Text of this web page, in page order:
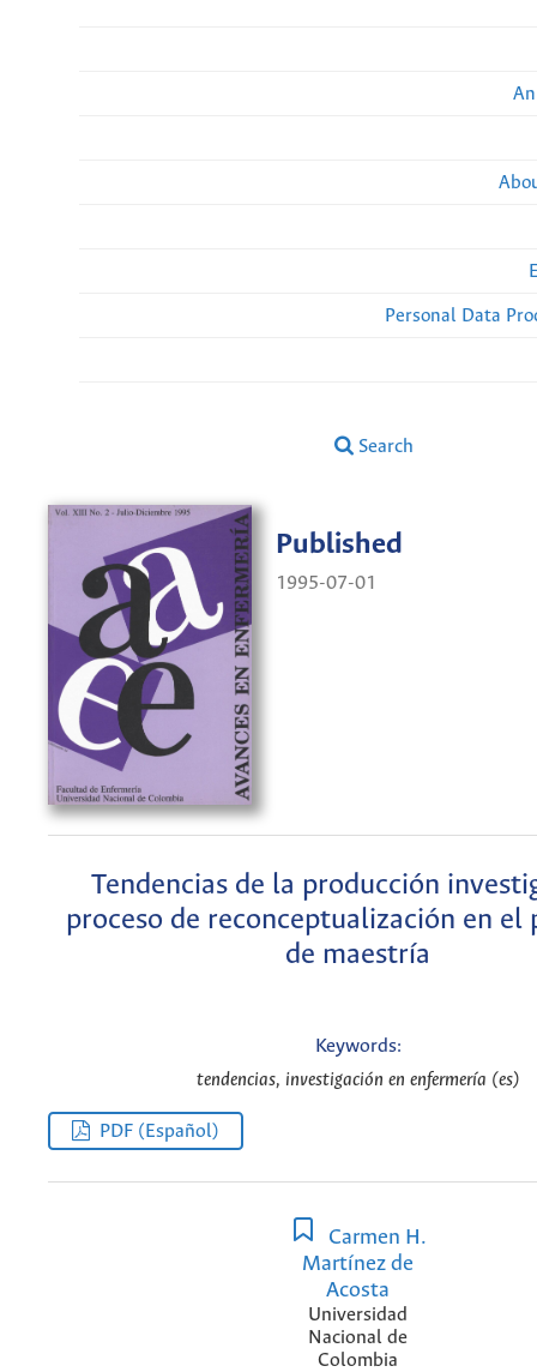
Personal Data
Search
Published
1995-07-01
Tendencias de la producción
proceso de reconceptualización en el
de maestría
Keywords:
tendencias, investigación en enfermería (es)
PDF (Español)
Carmen H.
Martínez de
Acosta
Universidad
Nacional de
Colombia